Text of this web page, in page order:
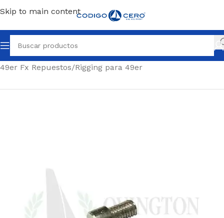
Skip to main content
Inicio/Repuestos para todo tipo de barcos/
49er Fx Repuestos/Rigging para 49er